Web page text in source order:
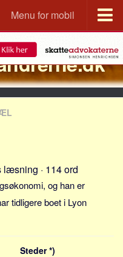
Menu for mobil
læsning · 114 ord
og han er
tidligere boet i Lyon
Steder *)